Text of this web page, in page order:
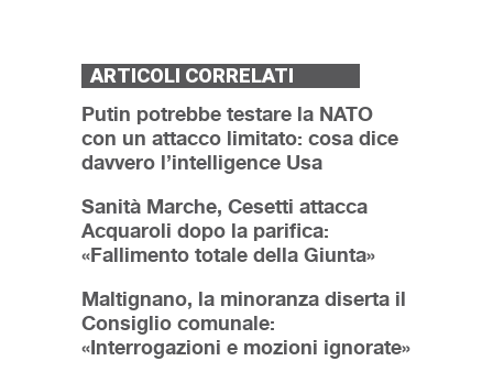
ARTICOLI CORRELATI
Putin potrebbe testare la NATO
con un attacco limitato: cosa dice
davvero l’intelligence Usa
Sanità Marche, Cesetti attacca
Acquaroli dopo la parifica:
«Fallimento totale della Giunta»
Maltignano, la minoranza diserta il
Consiglio comunale:
«Interrogazioni e mozioni ignorate»